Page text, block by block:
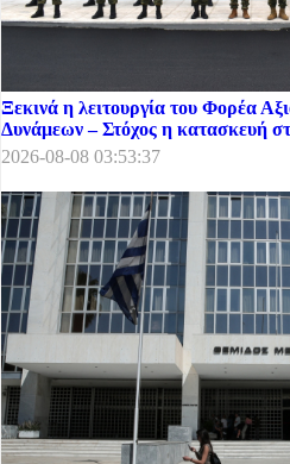
Ξεκινά η λειτουργία του Φορέα
Δυνάμεων – Στόχος η κατασκευή
2026-08-08 03:53:37